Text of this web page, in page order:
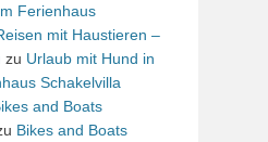
Ferienhaus
mit Haustieren –
zu Urlaub mit Hund in
Schakelvilla
and Boats
Bikes and Boats